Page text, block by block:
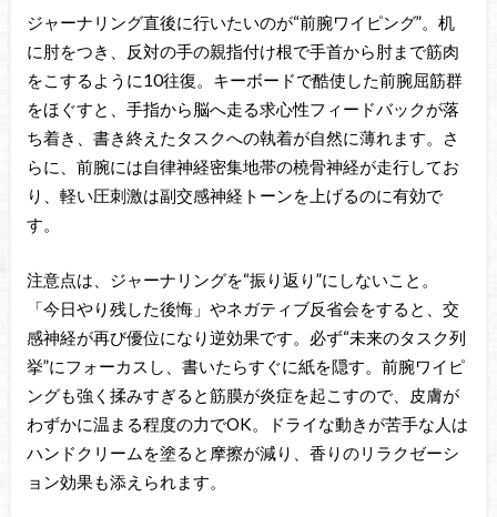
ジャーナリング直後に行いたいのが“前腕ワイピング”。机
に肘をつき、反対の手の親指付け根で手首から肘まで筋肉
をこするように10往復。キーボードで酷使した前腕屈筋群
をほぐすと、手指から脳へ走る求心性フィードバックが落
ち着き、書き終えたタスクへの執着が自然に薄れます。さ
らに、前腕には自律神経密集地帯の橈骨神経が走行してお
り、軽い圧刺激は副交感神経トーンを上げるのに有効で
す。
注意点は、ジャーナリングを“振り返り”にしないこと。
「今日やり残した後悔」やネガティブ反省会をすると、交
感神経が再び優位になり逆効果です。必ず“未来のタスク列
挙”にフォーカスし、書いたらすぐに紙を隠す。前腕ワイピ
ングも強く揉みすぎると筋膜が炎症を起こすので、皮膚が
わずかに温まる程度の力でOK。ドライな動きが苦手な人は
ハンドクリームを塗ると摩擦が減り、香りのリラクゼーシ
ョン効果も添えられます。